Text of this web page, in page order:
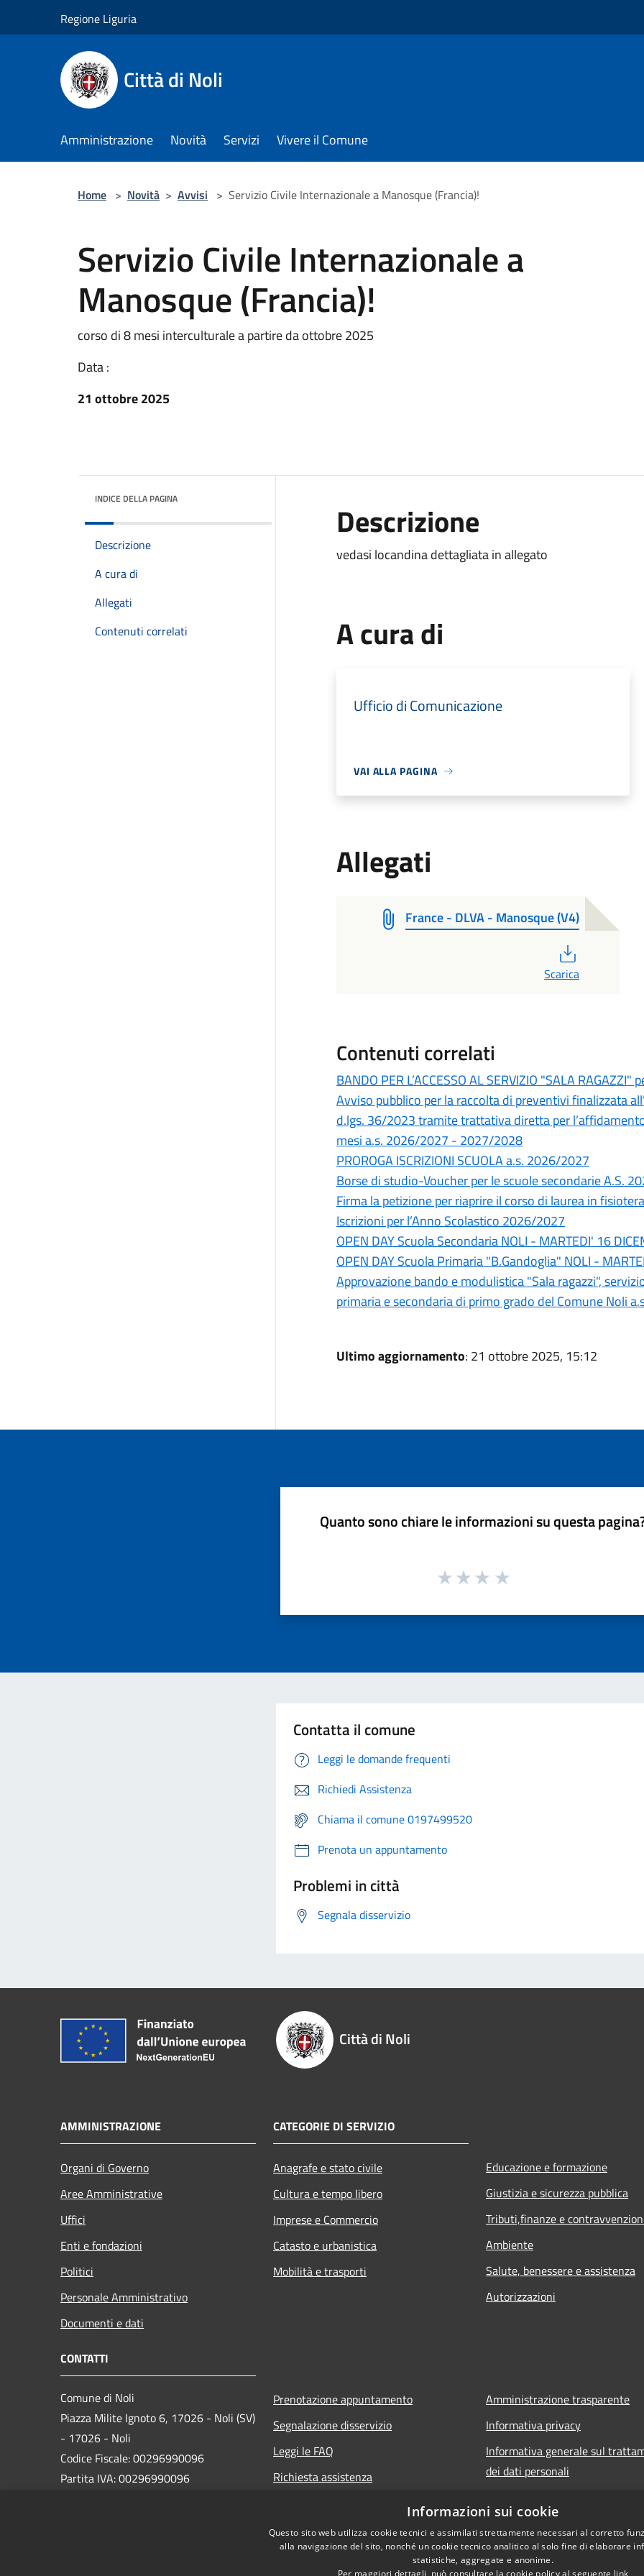
Regione Liguria
Città di Noli
Amministrazione Novità Servizi Vivere il Comune
Home > Novità > Avvisi > Servizio Civile Internazionale a Manosque (Francia)!
Servizio Civile Internazionale a
Manosque (Francia)!
corso di 8 mesi interculturale a partire da ottobre 2025
Data :
21 ottobre 2025
INDICE DELLA PAGINA
Descrizione
A cura di
Allegati
Contenuti correlati
Descrizione
vedasi locandina dettagliata in allegato
A cura di
Ufficio di Comunicazione
VAI ALLA PAGINA
Allegati
France - DLVA - Manosque (V4)
Scarica
Contenuti correlati
BANDO PER L’ACCESSO AL SERVIZIO "SALA
Avviso pubblico per la raccolta di preventivi finalizzata
d.lgs. 36/2023 tramite trattativa diretta per
mesi a.s. 2026/2027 - 2027/2028
PROROGA ISCRIZIONI SCUOLA a.s. 2026/2027
Borse di studio-Voucher per le scuole secondarie A.S.
Firma la petizione per riaprire il corso di laurea in
Iscrizioni per l’Anno Scolastico 2026/2027
OPEN DAY Scuola Secondaria NOLI - MARTEDI' 16
OPEN DAY Scuola Primaria "B.Gandoglia" NOLI -
Approvazione bando e modulistica "Sala ragazzi",
primaria e secondaria di primo grado del Comune Noli
Ultimo aggiornamento: 21 ottobre 2025, 15:12
Quanto sono chiare le informazioni su questa
Contatta il comune
Leggi le domande frequenti
Richiedi Assistenza
Chiama il comune 0197499520
Prenota un appuntamento
Problemi in città
Segnala disservizio
Città di Noli
AMMINISTRAZIONE
Organi di Governo
Aree Amministrative
Uffici
Enti e fondazioni
Politici
Personale Amministrativo
Documenti e dati
CATEGORIE DI SERVIZIO
Anagrafe e stato civile
Cultura e tempo libero
Imprese e Commercio
Catasto e urbanistica
Mobilità e trasporti
Educazione e formazione
Giustizia e sicurezza pubblica
Tributi,finanze e
Ambiente
Salute, benessere e assistenza
Autorizzazioni
CONTATTI
Comune di Noli
Piazza Milite Ignoto 6, 17026 - Noli (SV)
- 17026 - Noli
Codice Fiscale: 00296990096
Partita IVA: 00296990096
Prenotazione appuntamento
Segnalazione disservizio
Leggi le FAQ
Richiesta assistenza
Amministrazione trasparente
Informativa privacy
Informativa generale sul
dei dati personali
Informazioni sui cookie
Questo sito web utilizza cookie tecnici e assimilati strettamente necessari al corretto
alla navigazione del sito, nonché un cookie tecnico analitico al solo fine di elaborare
statistiche, aggregate e anonime.
Per maggiori dettagli, può consultare la cookie policy al seguente link